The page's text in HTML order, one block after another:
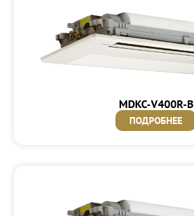
MDKC-V400R-B
ПОДРОБНЕЕ